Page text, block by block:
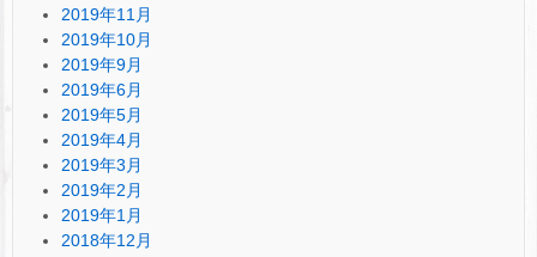
2019年11月
2019年10月
2019年9月
2019年6月
2019年5月
2019年4月
2019年3月
2019年2月
2019年1月
2018年12月